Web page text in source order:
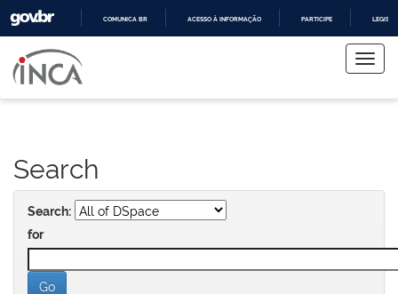
COMUNICA BR ACESSO À INFORMAÇÃO PARTICIPE
navigation
Search
Search:
for